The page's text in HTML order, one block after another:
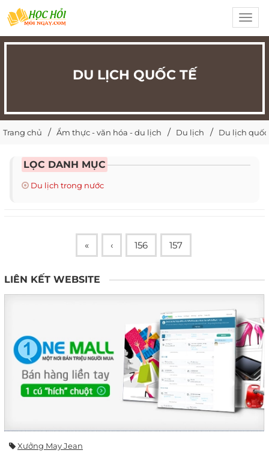
DU LỊCH QUỐC TẾ
Trang chủ Ẩm thực - văn hóa - du lịch Du lịch Du lịch
LỌC DANH MỤC
Du lịch trong nước
« ‹ 156 157
LIÊN KẾT WEBSITE
Xưởng May Jean